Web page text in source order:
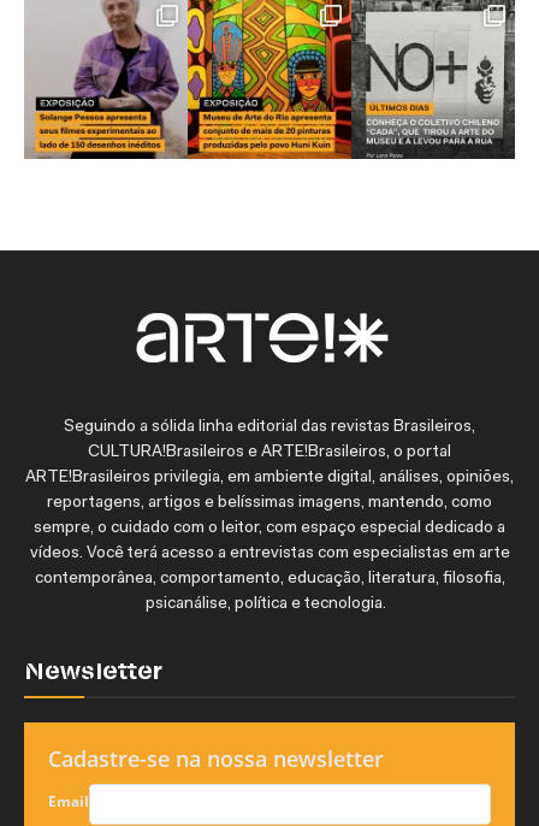
Seguindo a sólida linha editorial das revistas Brasileiros,
CULTURA!Brasileiros e ARTE!Brasileiros, o portal
ARTE!Brasileiros privilegia, em ambiente digital, análises, opiniões,
reportagens, artigos e belíssimas imagens, mantendo, como
sempre, o cuidado com o leitor, com espaço especial dedicado a
vídeos. Você terá acesso a entrevistas com especialistas em arte
contemporânea, comportamento, educação, literatura, filosofia,
psicanálise, política e tecnologia.
Newsletter
Cadastre-se na nossa newsletter
Email